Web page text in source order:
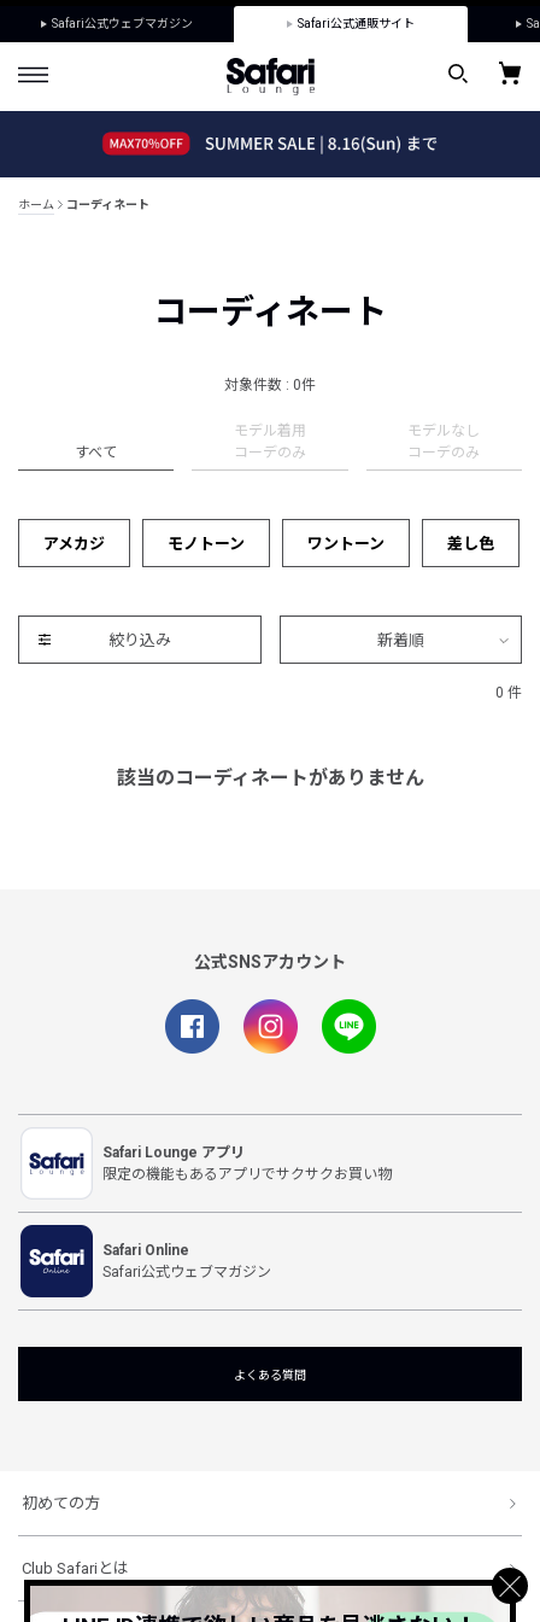
Safari公式ウェブマガジン Safari公式通販サイト
ホーム コーディネート
コーディネート
対象件数 : 0件
すべて
モデル着用
コーデのみ
モデルなし
コーデのみ
アメカジ モノトーン ワントーン 差し色
絞り込み 新着順
0 件
該当のコーディネートがありません
公式SNSアカウント
Safari Lounge アプリ
限定の機能もあるアプリでサクサクお買い物
Safari Online
Safari公式ウェブマガジン
よくある質問
初めての方
Club Safariとは